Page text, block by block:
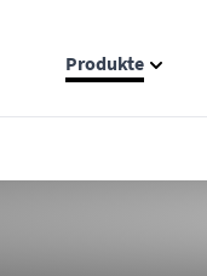
Produkte